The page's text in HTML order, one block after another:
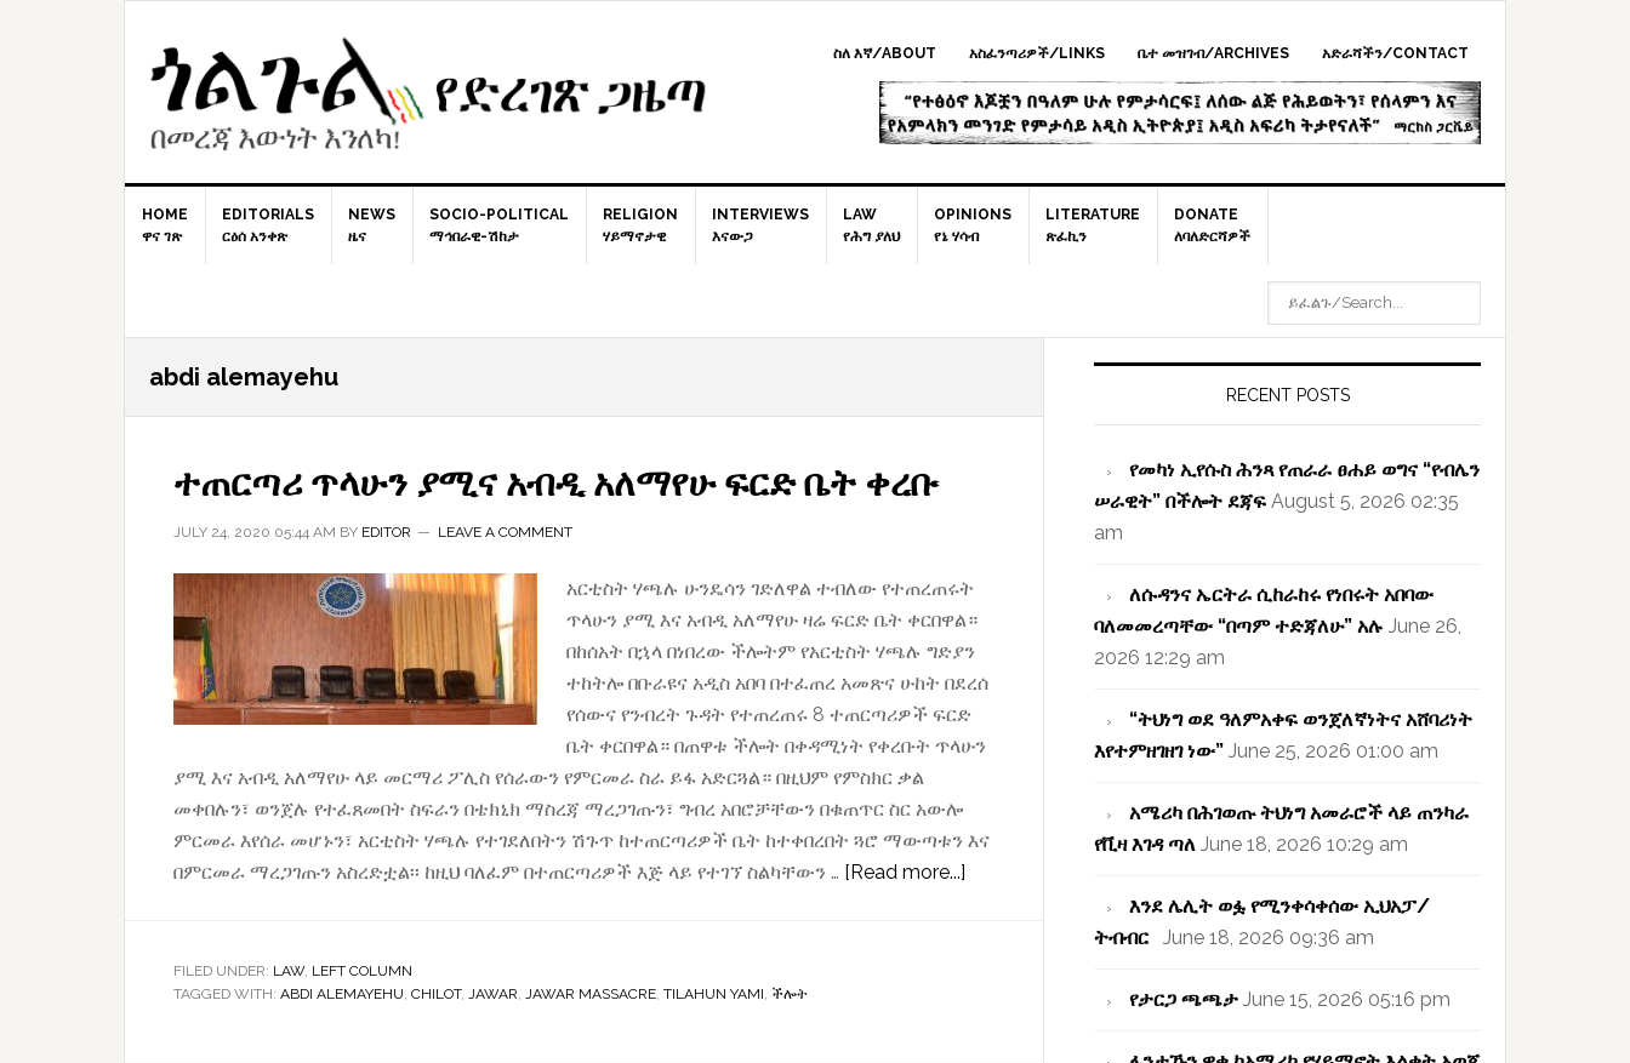
ስለ እኛ/ABOUT አስፈንጣሪዎች/LINKS ቤተ መዝገብ/ARCHIVES አድራሻችን/CONTACT
HOME
ዋና ገጽ
EDITORIALS
ርዕሰ አንቀጽ
NEWS
ዜና
SOCIO-POLITICAL
ማኅበራዊ-ሽከታ
RELIGION
ሃይማኖታዊ
INTERVIEWS
እናውጋ
LAW
የሕግ ያለህ
OPINIONS
የኔ ሃሳብ
LITERATURE
ጽፈኪን
DONATE
ለባለድርሻዎች
abdi alemayehu
ተጠርጣሪ ጥላሁን ያሚና አብዲ አለማየሁ ፍርድ ቤት ቀረቡ
JULY 24, 2020 05:44 AM BY EDITOR LEAVE A COMMENT
አርቲስት ሃጫሉ ሁንዴሳን ገድለዋል ተብለው የተጠረጠሩት
ጥላሁን ያሚ እና አብዲ አለማየሁ ዛሬ ፍርድ ቤት ቀርበዋል።
በከሰአት በኋላ በነበረው ችሎትም የአርቲስት ሃጫሉ ግድያን
ተከትሎ በቡራዩና አዲስ አበባ በተፈጠረ አመጽና ሁከት በደረሰ
የሰውና የንብረት ጉዳት የተጠረጠሩ 8 ተጠርጣሪዎች ፍርድ
ቤት ቀርበዋል። በጠዋቱ ችሎት በቀዳሚነት የቀረቡት ጥላሁን
ያሚ እና አብዲ አለማየሁ ላይ መርማሪ ፖሊስ የሰራውን የምርመራ ስራ ይፋ አድርጓል። በዚህም የምስክር ቃል
መቀበሉን፣ ወንጀሉ የተፈጸመበት ስፍራን በቴክኒክ ማስረጃ ማረጋገጡን፣ ግብረ አበሮቻቸውን በቁጠጥር ስር አውሎ
ምርመራ እየሰራ መሆኑን፣ አርቲስት ሃጫሉ የተገደለበትን ሽጉጥ ከተጠርጣሪዎች ቤት ከተቀበረበት ጓሮ ማውጣቱን እና
በምርመራ ማረጋገጡን አስረድቷል፡፡ ከዚህ ባለፈም በተጠርጣሪዎች እጅ ላይ የተገኘ ስልካቸውን … [Read more...]
FILED UNDER: LAW, LEFT COLUMN
TAGGED WITH: ABDI ALEMAYEHU, CHILOT, JAWAR, JAWAR MASSACRE, TILAHUN YAMI, ችሎት
RECENT POSTS
የመካነ ኢየሱስ ሕንጻ የጠራራ ፀሐይ ወግና “የብሌን
ሠራዊት” በችሎት ደጃፍ August 5, 2026 02:35
am
ለሱዳንና ኤርትራ ሲከራከሩ የነበሩት አበባው
ባለመመረጣቸው “በጣም ተድጃለሁ” አሉ June 26,
2026 12:29 am
“ትህነግ ወደ ዓለምአቀፍ ወንጀለኛነትና አሸባሪነት
እየተምዘገዘገ ነው” June 25, 2026 01:00 am
አሜሪካ በሕገወጡ ትህነግ አመራሮች ላይ ጠንካራ
የቪዛ እገዳ ጣለ June 18, 2026 10:29 am
እንደ ሌሊት ወፏ የሚንቀሳቀሰው ኢህአፓ/
ትብብር June 18, 2026 09:36 am
የታርጋ ጫጫታ June 15, 2026 05:16 pm